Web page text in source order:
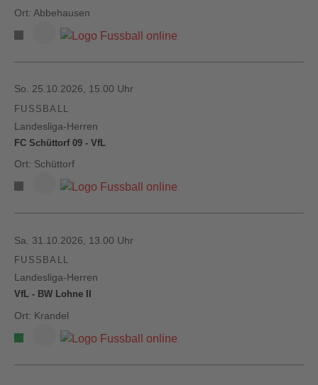
Ort: Abbehausen
So. 25.10.2026, 15.00 Uhr
FUSSBALL
Landesliga-Herren
FC Schüttorf 09 - VfL
Ort: Schüttorf
Sa. 31.10.2026, 13.00 Uhr
FUSSBALL
Landesliga-Herren
VfL - BW Lohne II
Ort: Krandel